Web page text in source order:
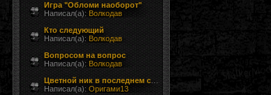
Игра "Обломи наоборот"
Написал(а): Волкодав
Кто следующий
Написал(а): Волкодав
Вопросом на вопрос
Написал(а): Волкодав
Написал(а): Оригами13